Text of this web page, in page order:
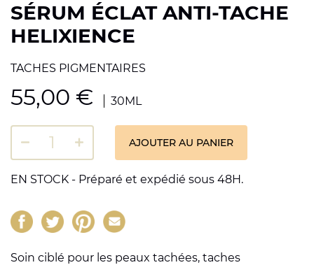
SÉRUM ÉCLAT ANTI-TACHE
HELIXIENCE
TACHES PIGMENTAIRES
55,00 € 30ML
AJOUTER AU PANIER
EN STOCK - Préparé et expédié sous 48H.
Soin ciblé pour les peaux tachées, taches